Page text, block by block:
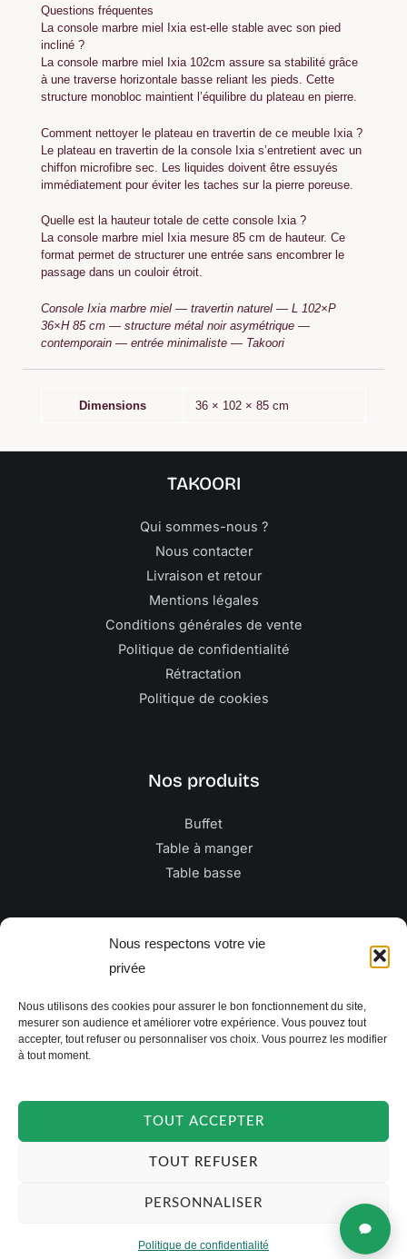
Nous respectons votre vie
privée
Nous utilisons des cookies pour assurer le bon fonctionnement du site,
mesurer son audience et améliorer votre expérience. Vous pouvez tout
accepter, tout refuser ou personnaliser vos choix. Vous pourrez les modifier
à tout moment.
TOUT ACCEPTER
TOUT REFUSER
PERSONNALISER
Politique de confidentialité
Questions fréquentes
La console marbre miel Ixia est-elle stable avec son pied
incliné ?
La console marbre miel Ixia 102cm assure sa stabilité grâce
à une traverse horizontale basse reliant les pieds. Cette
structure monobloc maintient l’équilibre du plateau en pierre.
Comment nettoyer le plateau en travertin de ce meuble Ixia ?
Le plateau en travertin de la console Ixia s’entretient avec un
chiffon microfibre sec. Les liquides doivent être essuyés
immédiatement pour éviter les taches sur la pierre poreuse.
Quelle est la hauteur totale de cette console Ixia ?
La console marbre miel Ixia mesure 85 cm de hauteur. Ce
format permet de structurer une entrée sans encombrer le
passage dans un couloir étroit.
Console Ixia marbre miel — travertin naturel — L 102×P
36×H 85 cm — structure métal noir asymétrique —
contemporain — entrée minimaliste — Takoori
Dimensions 36 × 102 × 85 cm
TAKOORI
Qui sommes-nous ?
Nous contacter
Livraison et retour
Mentions légales
Conditions générales de vente
Politique de confidentialité
Rétractation
Politique de cookies
Nos produits
Buffet
Table à manger
Table basse
Newsletter
m
a
i
Copyright © 2026 TAKOORI.